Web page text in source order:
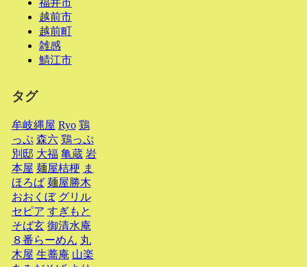
福井市
越前市
越前町
雑感
鯖江市
タグ
牟岐縄屋 Ryo 鶏
っぷ 森六 鶏っぷ
別邸 大福 亀蔵 岩
本屋 麺屋桔梗 ま
ほろば 麺屋勝木
おおくぼ グリル
セピア すぎもと
そば玄 御清水庵
８番らーめん 丸
木屋 生蕎庵 山楽